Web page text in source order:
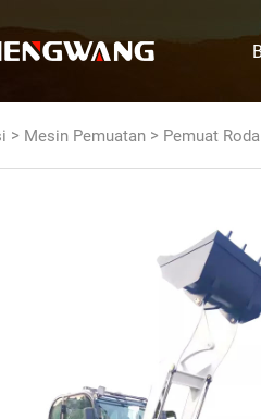
> Mesin Pemuatan> Pemuat Roda